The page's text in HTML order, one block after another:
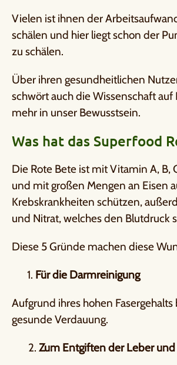
Vielen ist ihnen der
schälen und hier liegt schon der
zu schälen.
Über ihren gesundheitlichen
schwört auch die Wissenschaft
mehr in unser Bewusstsein.
Was hat das Superfood
Die Rote Bete ist mit Vitamin A, B,
und mit großen Mengen an Eisen
Krebskrankheiten schützen,
und Nitrat, welches den Blutdruck
Diese 5 Gründe machen diese
Für die Darmreinigung
Aufgrund ihres hohen
gesunde Verdauung.
2. Zum Entgiften der Leber und